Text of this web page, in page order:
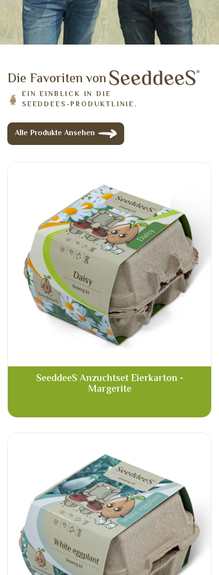
Die Favoriten von
EIN EINBLICK IN D IE
SEEDDEES-PRODUKTLINIE.
Alle Produkte Ansehen
SeeddeeS Anzuchtset Eierkarton -
Margerite